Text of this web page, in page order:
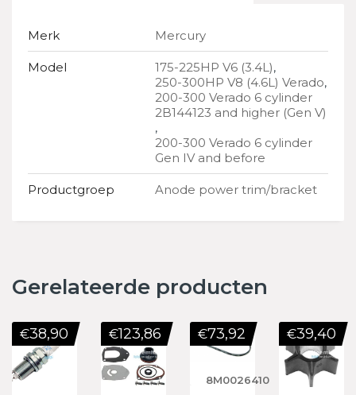
Merk Mercury
Model 175-225HP V6 (3.4L),
250-300HP V8 (4.6L) Verado,
200-300 Verado 6 cylinder
2B144123 and higher (Gen V)
,
200-300 Verado 6 cylinder
Gen IV and before
Productgroep Anode power trim/bracket
Gerelateerde producten
€38,90 €123,86
8M0026410
€73,92 €39,40